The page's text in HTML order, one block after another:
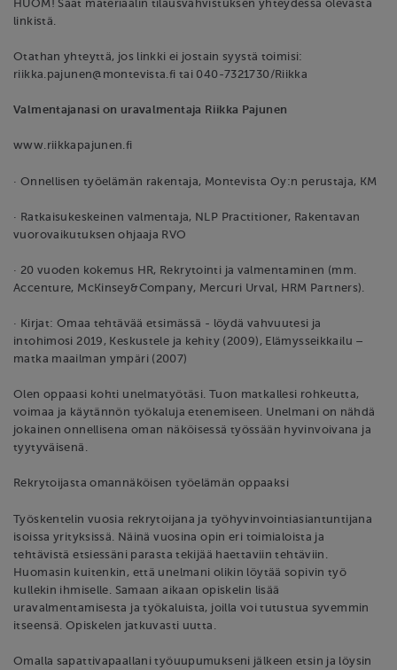
HUOM! Saat materiaalin tilausvahvistuksen yhteydessä olevasta
linkistä.
Otathan yhteyttä, jos linkki ei jostain syystä toimisi:
riikka.pajunen@montevista.fi tai 040-7321730/Riikka
Valmentajanasi on uravalmentaja Riikka Pajunen
www.riikkapajunen.fi
· Onnellisen työelämän rakentaja, Montevista Oy:n perustaja, KM
· Ratkaisukeskeinen valmentaja, NLP Practitioner, Rakentavan
vuorovaikutuksen ohjaaja RVO
· 20 vuoden kokemus HR, Rekrytointi ja valmentaminen (mm.
Accenture, McKinsey&Company, Mercuri Urval, HRM Partners).
· Kirjat: Omaa tehtävää etsimässä - löydä vahvuutesi ja
intohimosi 2019, Keskustele ja kehity (2009), Elämysseikkailu –
matka maailman ympäri (2007)
Olen oppaasi kohti unelmatyötäsi. Tuon matkallesi rohkeutta,
voimaa ja käytännön työkaluja etenemiseen. Unelmani on nähdä
jokainen onnellisena oman näköisessä työssään hyvinvoivana ja
tyytyväisenä.
Rekrytoijasta omannäköisen työelämän oppaaksi
Työskentelin vuosia rekrytoijana ja työhyvinvointiasiantuntijana
isoissa yrityksissä. Näinä vuosina opin eri toimialoista ja
tehtävistä etsiessäni parasta tekijää haettaviin tehtäviin.
Huomasin kuitenkin, että unelmani olikin löytää sopivin työ
kullekin ihmiselle. Samaan aikaan opiskelin lisää
uravalmentamisesta ja työkaluista, joilla voi tutustua syvemmin
itseensä. Opiskelen jatkuvasti uutta.
Omalla sapattivapaallani työuupumukseni jälkeen etsin ja löysin